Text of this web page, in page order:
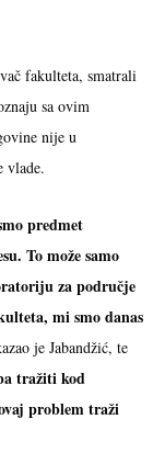
fakulteta, smatrali
sa ovim
nije u
vlade.
predmet
To može samo
za područje
mi smo danas
je Jabandžić, te
tražiti kod
problem traži